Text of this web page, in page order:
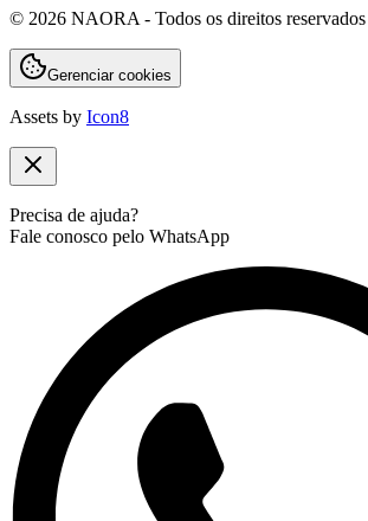
© 2026 NAORA - Todos os direitos reservados
Gerenciar cookies
Assets by Icon8
Precisa de ajuda?
Fale conosco pelo WhatsApp